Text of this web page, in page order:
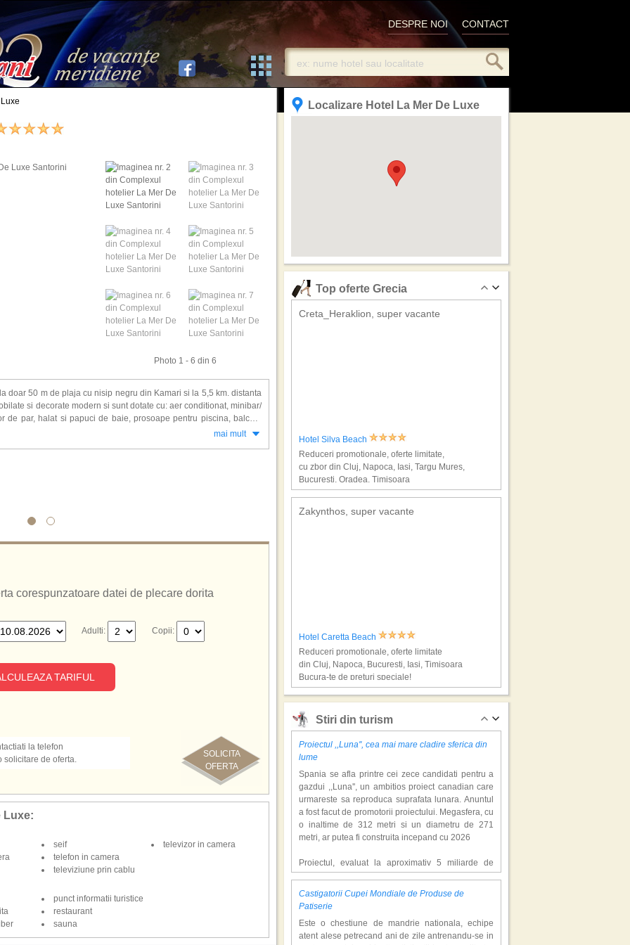
CONTACT
DESPRE NOI
Photo 1 - 6 din 6
doar 50 m de plaja cu nisip negru din Kamari si la 5,5 km. distanta
si decorate modern si sunt dotate cu: aer conditionat, minibar/
de par, halat si papuci de baie, prosoape pentru piscina, balcon,
piscina acoperita in zona spa, umbrele si sezlonguri.
inclus
mai mult
corespunzatoare datei de plecare dorita
Adulti: Copii:
TARIFUL
SOLICITA
OFERTA
la telefon
solicitare de oferta.
Luxe:
seif
telefon in camera
televiziune prin cablu
televizor in camera
punct informatii turistice
restaurant
sauna
Localizare Hotel La Mer De Luxe
Top oferte Grecia
Creta_Heraklion, super vacante
Hotel Silva Beach
Reduceri promotionale, oferte limitate,
cu zbor din Cluj, Napoca, Iasi, Targu Mures,
Bucuresti, Oradea, Timisoara
Zakynthos, super vacante
Hotel Caretta Beach
Reduceri promotionale, oferte limitate
din Cluj, Napoca, Bucuresti, Iasi, Timisoara
Bucura-te de preturi speciale!
Zakynthos, super vacante
Hotel Zante Park
din Cluj, Napoca, Bucuresti, Iasi, Timisoara
Bucura-te de preturi speciale!
Rodos, super vacante
Stiri din turism
Proiectul ,,Luna'', cea mai mare cladire sferica din
lume
Spania se afla printre cei zece candidati pentru a
gazdui ,,Luna'', un ambitios proiect canadian care
urmareste sa reproduca suprafata lunara. Anuntul
a fost facut de promotorii proiectului. Megasfera, cu
o inaltime de 312 metri si un diametru de 271
metri, ar putea fi construita incepand cu 2026
Proiectul, evaluat la aproximativ 5 miliarde de
dolari, include un complex de 200 de hectare, cu
hoteluri, facilitati de recreere si zone rezidentiale.
Conceptul depaseste ideea unui simplu hotel
milioane de turisti anual. �Luna� ar putea deveni
o atractie de top, 2,5 milioane de vizitatori fiind
Castigatorii Cupei Mondiale de Produse de
Patiserie
Este o chestiune de mandrie nationala, echipe
atent alese petrecand ani de zile antrenandu-se in